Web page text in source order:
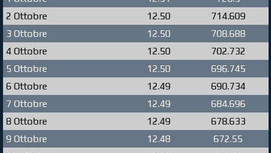
2 Ottobre
12.50
714.609
3 Ottobre
12.50
708.688
4 Ottobre
12.50
702.732
5 Ottobre
12.50
696.745
6 Ottobre
12.49
690.734
7 Ottobre
12.49
684.696
8 Ottobre
12.49
678.633
9 Ottobre
12.48
672.55